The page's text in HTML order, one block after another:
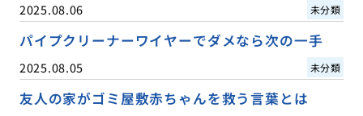
2025.08.06 未分類
パイプクリーナーワイヤーでダメなら次の一手
2025.08.05 未分類
友人の家がゴミ屋敷赤ちゃんを救う言葉とは